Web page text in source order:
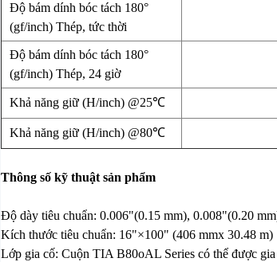
Độ bám dính bóc tách 180°
(gf/inch) Thép, tức thời
Độ bám dính bóc tách 180°
(gf/inch) Thép, 24 giờ
Khả năng giữ (H/inch) @25℃
Khả năng giữ (H/inch) @80℃
Thông số kỹ thuật sản phẩm
Độ dày tiêu chuẩn: 0.006"(0.15 mm), 0.008"(0.20
Kích thước tiêu chuẩn: 16"×100" (406 mmx 30.48 m)
Lớp gia cố: Cuộn TIA B80oAL Series có thể được